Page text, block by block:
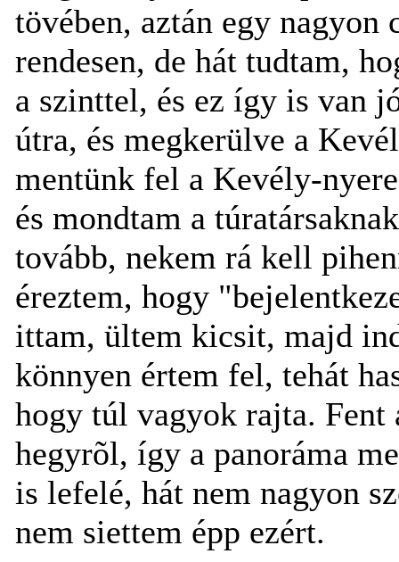
tövében, aztán egy
rendesen, de hát tudtam,
a szinttel, és ez így is van
útra, és megkerülve a
mentünk fel a Kevély-
és mondtam a
tovább, nekem rá kell
éreztem, hogy
ittam, ültem kicsit, majd
könnyen értem fel, tehát
hogy túl vagyok rajta.
hegyrõl, így a panoráma
is lefelé, hát nem nagyon
nem siettem épp ezért.